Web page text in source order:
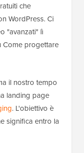
che
WordPress. Ci
"avanzati" lì
Come progettare
il nostro tempo
landing page
. L'obiettivo è
significa entro la